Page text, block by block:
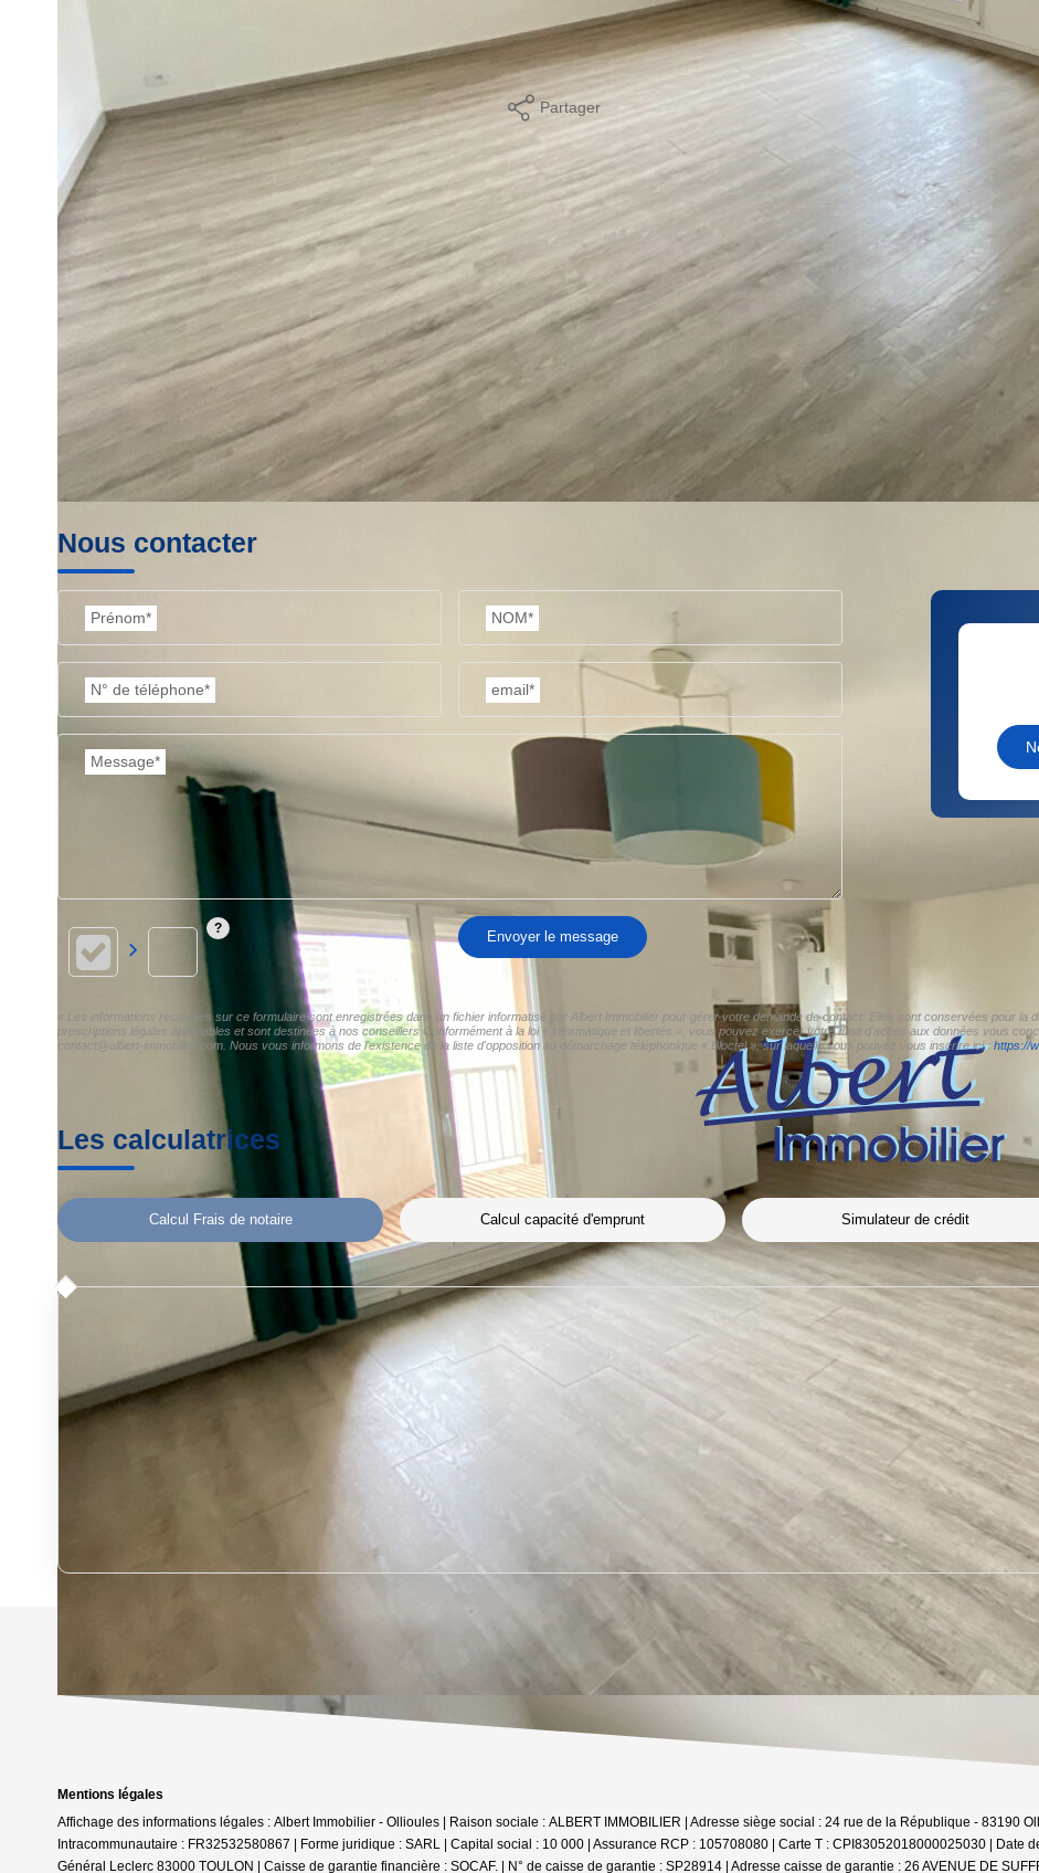
Montant estimé des dépenses annuelles d'énergie pour un usage standard entre 820€ et 1170€. Pour la date de référence
01/01/2021.
Partager
Nos honoraires
Ce bien est soumis à un diagnostic ERP (État des Risques et Pollutions). Pour en savoir plus, rendez-vous sur
https://www.georisques.gouv.fr/
Nous contacter
Prénom* NOM*
N° de téléphone* email*
Message*
Envoyer le message
« Les informations recueillies sur ce formulaire sont enregistrées dans un fichier informatisé par Albert Immobilier pour gérer votre demande de contact. Elles sont conservées pour la
prescriptions légales applicables et sont destinées à nos conseillers Conformément à la loi « informatique et libertés », vous pouvez exercer votre droit d'accès aux données vous
contact@albert-immobilier.com. Nous vous informons de l'existence de la liste d'opposition au démarchage téléphonique « Bloctel », sur laquelle vous pouvez vous inscrire ici : https://
Les calculatrices
Calcul Frais de notaire Calcul capacité d'emprunt Simulateur de crédit
Mentions légales
Affichage des informations légales : Albert Immobilier - Ollioules | Raison sociale : ALBERT IMMOBILIER | Adresse siège social : 24 rue de la République - 83190
Intracommunautaire : FR32532580867 | Forme juridique : SARL | Capital social : 10 000 | Assurance RCP : 105708080 | Carte T : CPI83052018000025030 | Date
Général Leclerc 83000 TOULON | Caisse de garantie financière : SOCAF. | N° de caisse de garantie : SP28914 | Adresse caisse de garantie : 26 AVENUE DE